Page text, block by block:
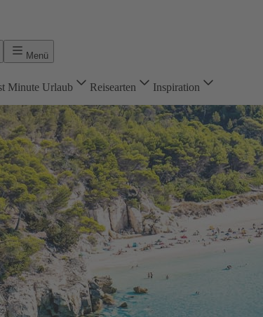
Menü
Minute Urlaub Reisearten Inspiration